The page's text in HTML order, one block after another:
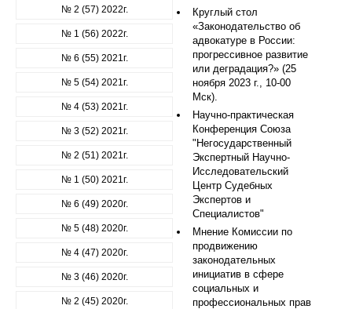
№ 2 (57) 2022г.
№ 1 (56) 2022г.
№ 6 (55) 2021г.
№ 5 (54) 2021г.
№ 4 (53) 2021г.
№ 3 (52) 2021г.
№ 2 (51) 2021г.
№ 1 (50) 2021г.
№ 6 (49) 2020г.
№ 5 (48) 2020г.
№ 4 (47) 2020г.
№ 3 (46) 2020г.
№ 2 (45) 2020г.
Круглый стол
«Законодательство об
адвокатуре в России:
прогрессивное развитие
или деградация?» (25
ноября 2023 г., 10-00
Мск).
Научно-практическая
Конференция Союза
"Негосударственный
Экспертный Научно-
Исследовательский
Центр Судебных
Экспертов и
Специалистов"
Мнение Комиссии по
продвижению
законодательных
инициатив в сфере
социальных и
профессиональных прав